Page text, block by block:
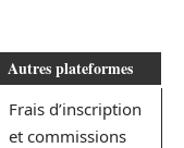
Autres plateformes
Frais d’inscription
et commissions